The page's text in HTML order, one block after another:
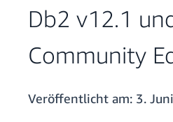
Db2 v12.1
Community
Veröffentlicht am: 3.